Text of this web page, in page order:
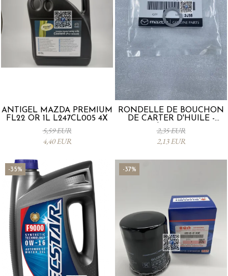
ANTIGEL MAZDA PREMIUM
FL22 OR 1L L247CL005 4X
5,59 EUR
4,40 EUR
RONDELLE DE BOUCHON
DE CARTER D'HUILE -
Mazda 995641400
2,35 EUR
2,13 EUR
-35% -37%